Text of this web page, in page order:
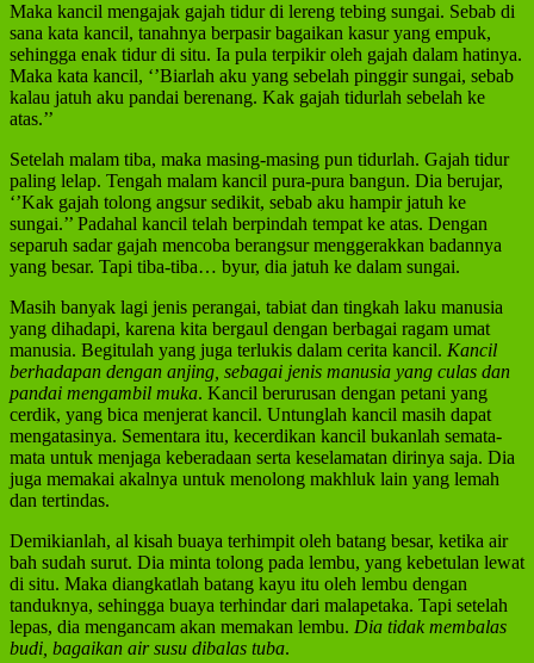
Maka kancil mengajak gajah tidur di lereng tebing sungai. Sebab di
sana kata kancil, tanahnya berpasir bagaikan kasur yang empuk,
sehingga enak tidur di situ. Ia pula terpikir oleh gajah dalam hatinya.
Maka kata kancil, ‘’Biarlah aku yang sebelah pinggir sungai, sebab
kalau jatuh aku pandai berenang. Kak gajah tidurlah sebelah ke
atas.’’
Setelah malam tiba, maka masing-masing pun tidurlah. Gajah tidur
paling lelap. Tengah malam kancil pura-pura bangun. Dia berujar,
‘’Kak gajah tolong angsur sedikit, sebab aku hampir jatuh ke
sungai.’’ Padahal kancil telah berpindah tempat ke atas. Dengan
separuh sadar gajah mencoba berangsur menggerakkan badannya
yang besar. Tapi tiba-tiba… byur, dia jatuh ke dalam sungai.
Masih banyak lagi jenis perangai, tabiat dan tingkah laku manusia
yang dihadapi, karena kita bergaul dengan berbagai ragam umat
manusia. Begitulah yang juga terlukis dalam cerita kancil. Kancil
berhadapan dengan anjing, sebagai jenis manusia yang culas dan
pandai mengambil muka. Kancil berurusan dengan petani yang
cerdik, yang bica menjerat kancil. Untunglah kancil masih dapat
mengatasinya. Sementara itu, kecerdikan kancil bukanlah semata-
mata untuk menjaga keberadaan serta keselamatan dirinya saja. Dia
juga memakai akalnya untuk menolong makhluk lain yang lemah
dan tertindas.
Demikianlah, al kisah buaya terhimpit oleh batang besar, ketika air
bah sudah surut. Dia minta tolong pada lembu, yang kebetulan lewat
di situ. Maka diangkatlah batang kayu itu oleh lembu dengan
tanduknya, sehingga buaya terhindar dari malapetaka. Tapi setelah
lepas, dia mengancam akan memakan lembu. Dia tidak membalas
budi, bagaikan air susu dibalas tuba.